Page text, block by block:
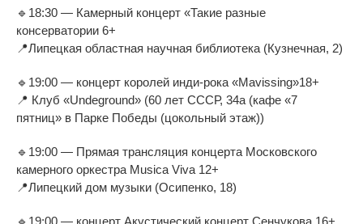
🔹 18:30 — Камерный концерт «Такие разные
консерватории 6+
📍Липецкая областная научная библиотека (Кузнечная, 2)
🔹 19:00 — концерт королей инди-рока «Mavissing»18+
📍 Клуб «Undeground» (60 лет СССР, 34а (кафе «7
пятниц» в Парке Победы (цокольный этаж))
🔹 19:00 — Прямая трансляция концерта Московского
камерного оркестра Musica Viva 12+
📍Липецкий дом музыки (Осипенко, 18)
🔹 19:00 — концерт Акустический концерт Сенчукова 16+